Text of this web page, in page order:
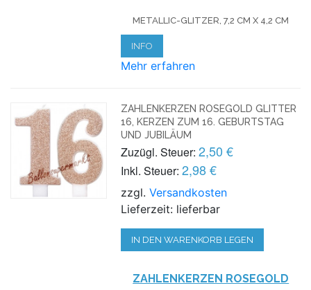
METALLIC-GLITZER, 7,2 CM X 4,2 CM
INFO
Mehr erfahren
ZAHLENKERZEN ROSEGOLD GLITTER
16, KERZEN ZUM 16. GEBURTSTAG
UND JUBILÄUM
Zuzügl. Steuer: 2,50 €
Inkl. Steuer: 2,98 €
zzgl.Versandkosten
Lieferzeit: lieferbar
IN DEN WARENKORB LEGEN
ZAHLENKERZEN ROSEGOLD